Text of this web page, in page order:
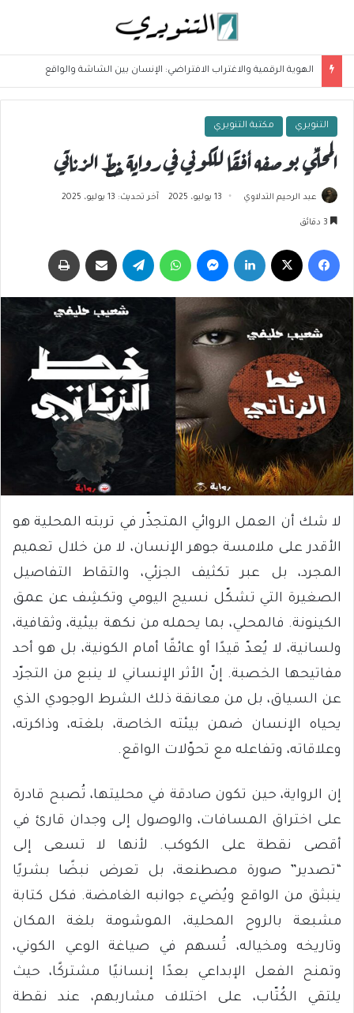
الهوية الرقمية والاغتراب الافتراضي: الإنسان بين الشاشة والواقع
التنويري مكتبة التنويري
المحلِّي بوصفه أفقًا للكوني في رواية خطّ الزناتي
عبد الرحيم التدلاوي 13 يوليو، 2025 آخر تحديث: 13 يوليو، 2025
فيسبوك لينكدإن ماسنجر واتساب تيلقرام مشاركة عبر البريد
لا شك أن العمل الروائي المتجذّر في تربته المحلية هو
الأقدر على ملامسة جوهر الإنسان، لا من خلال تعميم
المجرد، بل عبر تكثيف الجزئي، والتقاط التفاصيل
الصغيرة التي تشكّل نسيج اليومي وتكشِف عن عمق
الكينونة. فالمحلي، بما يحمله من نكهة بيئية، وثقافية،
ولسانية، لا يُعدّ قيدًا أو عائقًا أمام الكونية، بل هو أحد
مفاتيحها الخصبة. إنّ الأثر الإنساني لا ينبع من التجرّد
عن السياق، بل من معانقة ذلك الشرط الوجودي الذي
يحياه الإنسان ضمن بيئته الخاصة، بلغته، وذاكرته،
وعلاقاته، وتفاعله مع تحوّلات الواقع.
إن الرواية، حين تكون صادقة في محليتها، تُصبح قادرة
على اختراق المسافات، والوصول إلى وجدان قارئ في
أقصى نقطة على الكوكب. لأنها لا تسعى إلى
“تصدير” صورة مصطنعة، بل تعرض نبضًا بشريًا
ينبثق من الواقع ويُضيء جوانبه الغامضة. فكل كتابة
مشبعة بالروح المحلية، الموشومة بلغة المكان
وتاريخه ومخياله، تُسهم في صياغة الوعي الكوني،
وتمنح الفعل الإبداعي بعدًا إنسانيًا مشتركًا، حيث
يلتقي الكُتّاب، على اختلاف مشاربهم، عند نقطة